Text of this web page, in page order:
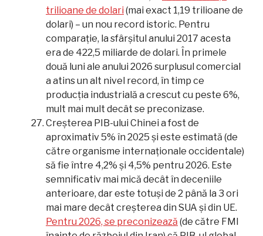
trilioane de dolari (mai exact 1,19 trilioane de
dolari) – un nou record istoric. Pentru
comparație, la sfârșitul anului 2017 acesta
era de 422,5 miliarde de dolari. În primele
două luni ale anului 2026 surplusul comercial
a atins un alt nivel record, în timp ce
producția industrială a crescut cu peste 6%,
mult mai mult decât se preconizase.
Creșterea PIB-ului Chinei a fost de
aproximativ 5% în 2025 și este estimată (de
către organisme internaționale occidentale)
să fie între 4,2% și 4,5% pentru 2026. Este
semnificativ mai mică decât în deceniile
anterioare, dar este totuși de 2 până la 3 ori
mai mare decât creșterea din SUA și din UE.
Pentru 2026, se preconizează (de către FMI